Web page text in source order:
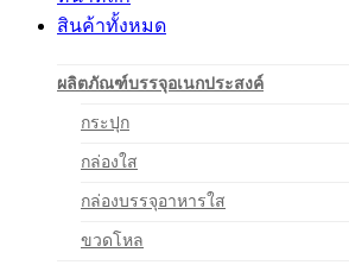
สินค้าทั้งหมด
ผลิตภัณฑ์บรรจุอเนกประสงค์
กระปุก
กล่องใส
กล่องบรรจุอาหารใส
ขวดโหล